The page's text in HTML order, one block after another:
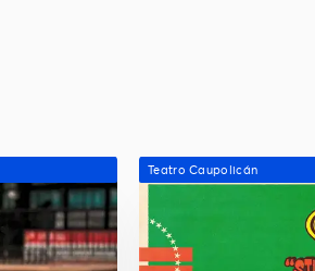
Teatro Caupolicán